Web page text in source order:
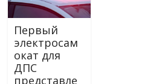
Первый
электросам
окат для
ДПС
представле